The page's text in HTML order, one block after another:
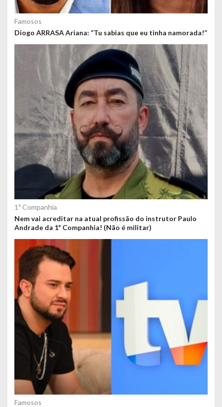
Famosos
Diogo ARRASA Ariana: “Tu sabias que eu tinha namorada!”
1ª Companhia
Nem vai acreditar na atual profissão do instrutor Paulo
Andrade da 1ª Companhia! (Não é militar)
Famosos